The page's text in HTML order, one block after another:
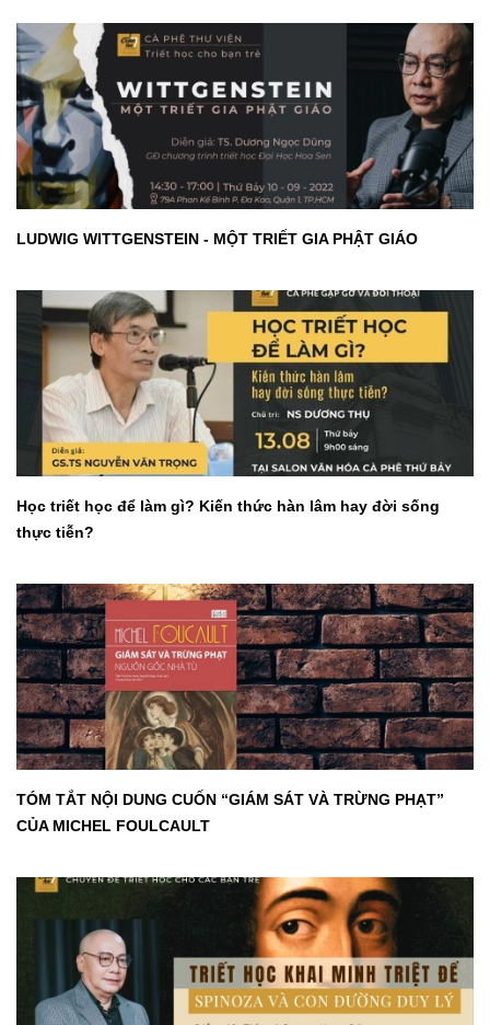
LUDWIG WITTGENSTEIN - MỘT TRIẾT GIA PHẬT GIÁO
Học triết học để làm gì? Kiến thức hàn lâm hay đời sống
thực tiễn?
TÓM TẮT NỘI DUNG CUỐN “GIÁM SÁT VÀ TRỪNG PHẠT”
CỦA MICHEL FOULCAULT